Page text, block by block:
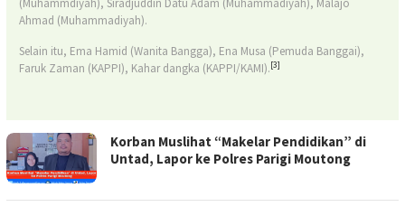
(Muhammdiyah), Siradjuddin Datu Adam (Muhammadiyah), Malajo
Ahmad (Muhammadiyah).
Selain itu, Ema Hamid (Wanita Bangga), Ena Musa (Pemuda Banggai),
Faruk Zaman (KAPPI), Kahar dangka (KAPPI/KAMI).[3]
Korban Muslihat “Makelar Pendidikan” di
Untad, Lapor ke Polres Parigi Moutong